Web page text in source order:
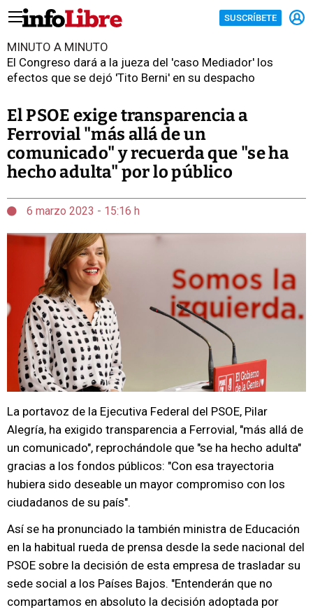
SUSCRÍBETE
MINUTO A MINUTO
El Congreso dará a la jueza del 'caso Mediador' los
efectos que se dejó 'Tito Berni' en su despacho
El PSOE exige transparencia a
Ferrovial "más allá de un
comunicado" y recuerda que "se ha
hecho adulta" por lo público
6 marzo 2023 - 15:16 h
La portavoz de la Ejecutiva Federal del PSOE, Pilar
Alegría, ha exigido transparencia a Ferrovial, "más allá de
un comunicado", reprochándole que "se ha hecho adulta"
gracias a los fondos públicos: "Con esa trayectoria
hubiera sido deseable un mayor compromiso con los
ciudadanos de su país".
Así se ha pronunciado la también ministra de Educación
en la habitual rueda de prensa desde la sede nacional del
PSOE sobre la decisión de esta empresa de trasladar su
sede social a los Países Bajos. "Entenderán que no
compartamos en absoluto la decisión adoptada por